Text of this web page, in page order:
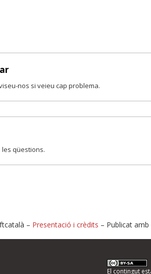
nos si veieu cap problema.
qüestions.
o
– Presentació i crèdits – Publicat amb
El contingut